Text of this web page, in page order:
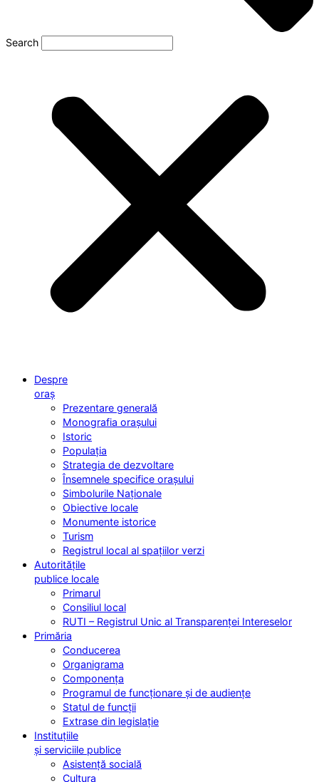
Search
Despre
oraș
Prezentare generală
Monografia orașului
Istoric
Populația
Strategia de dezvoltare
Însemnele specifice orașului
Simbolurile Naționale
Obiective locale
Monumente istorice
Turism
Registrul local al spațiilor verzi
Autoritățile
publice locale
Primarul
Consiliul local
RUTI – Registrul Unic al Transparenței Intereselor
Primăria
Conducerea
Organigrama
Componența
Programul de funcționare și de audiențe
Statul de funcții
Extrase din legislație
Instituțiile
și serviciile publice
Asistență socială
Cultura